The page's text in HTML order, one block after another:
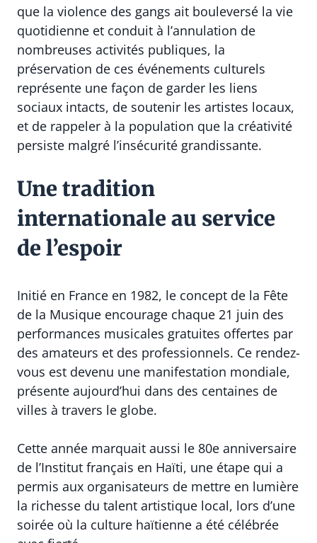
que la violence des gangs ait bouleversé la vie
quotidienne et conduit à l’annulation de
nombreuses activités publiques, la
préservation de ces événements culturels
représente une façon de garder les liens
sociaux intacts, de soutenir les artistes locaux,
et de rappeler à la population que la créativité
persiste malgré l’insécurité grandissante.
Une tradition
internationale au service
de l’espoir
Initié en France en 1982, le concept de la Fête
de la Musique encourage chaque 21 juin des
performances musicales gratuites offertes par
des amateurs et des professionnels. Ce rendez-
vous est devenu une manifestation mondiale,
présente aujourd’hui dans des centaines de
villes à travers le globe.
Cette année marquait aussi le 80e anniversaire
de l’Institut français en Haïti, une étape qui a
permis aux organisateurs de mettre en lumière
la richesse du talent artistique local, lors d’une
soirée où la culture haïtienne a été célébrée